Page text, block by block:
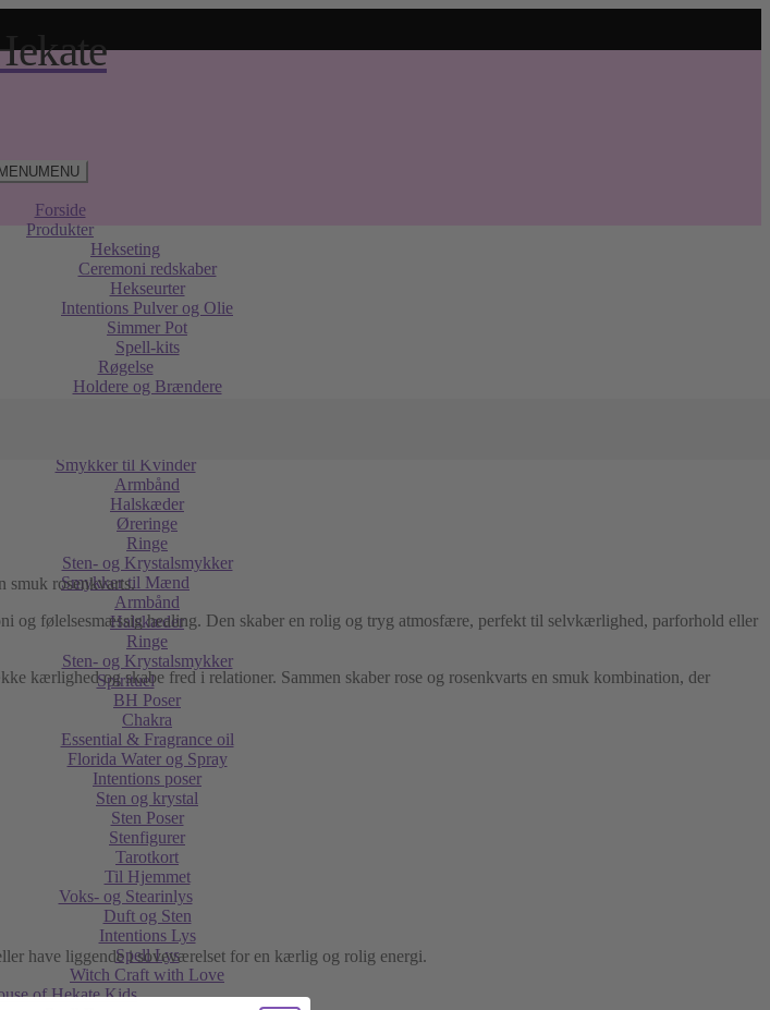
MENUMENU
Forside
Produkter
Hekseting
Ceremoni redskaber
Hekseurter
Intentions Pulver og Olie
Simmer Pot
Spell-kits
Røgelse
Holdere og Brændere
Smykker til Kvinder
Armbånd
Halskæder
Øreringe
Ringe
Sten- og Krystalsmykker
Smykker til Mænd
Armbånd
Halskæder
Ringe
Sten- og Krystalsmykker
Spirituel
BH Poser
Chakra
Essential & Fragrance oil
Florida Water og Spray
Intentions poser
Sten og krystal
Sten Poser
Stenfigurer
Tarotkort
Til Hjemmet
Voks- og Stearinlys
Duft og Sten
Intentions Lys
Spell Lys
Witch Craft with Love
of Hekate Kids
smuk rosenkvarts.
følelsesmæssig healing. Den skaber en rolig og tryg atmosfære, perfekt til selvkærlighed, parforhold eller
kærlighed og skabe fred i relationer. Sammen skaber rose og rosenkvarts en smuk kombination, der
have liggende i soveværelset for en kærlig og rolig energi.